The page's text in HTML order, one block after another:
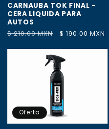
CARNAUBA TOK FINAL -
CERA LIQUIDA PARA
AUTOS
Precio
$ 210.00 MXN
Precio
oferta
$ 190.00 MXN
Oferta